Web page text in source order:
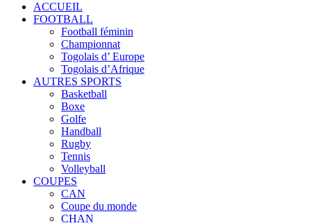
ACCUEIL
FOOTBALL
Football féminin
Championnat
Togolais d’ Europe
Togolais d’Afrique
AUTRES SPORTS
Basketball
Boxe
Golfe
Handball
Rugby
Tennis
Volleyball
COUPES
CAN
Coupe du monde
CHAN